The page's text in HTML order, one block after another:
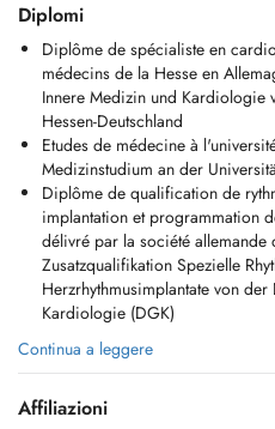
Diplomi
Diplôme de spécialiste en
médecins de la Hesse en
Innere Medizin und Kardiologie
Hessen-Deutschland
Etudes de médecine à
Medizinstudium an der
Diplôme de qualification de
implantation et programmation
délivré par la société
Zusatzqualifikation Spezielle
Herzrhythmusimplantate von
Kardiologie (DGK)
Continua a leggere
Affiliazioni